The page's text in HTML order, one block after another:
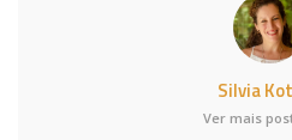
Silvia
Ver mais